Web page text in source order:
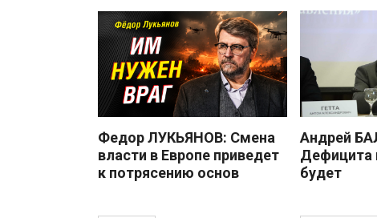
Федор ЛУКЬЯНОВ: Смена
власти в Европе приведет
к потрясению основ
Андрей
Дефицита
будет